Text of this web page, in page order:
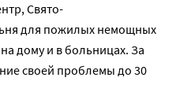
Свято-
для пожилых немощных
дому и в больницах. За
своей проблемы до 30